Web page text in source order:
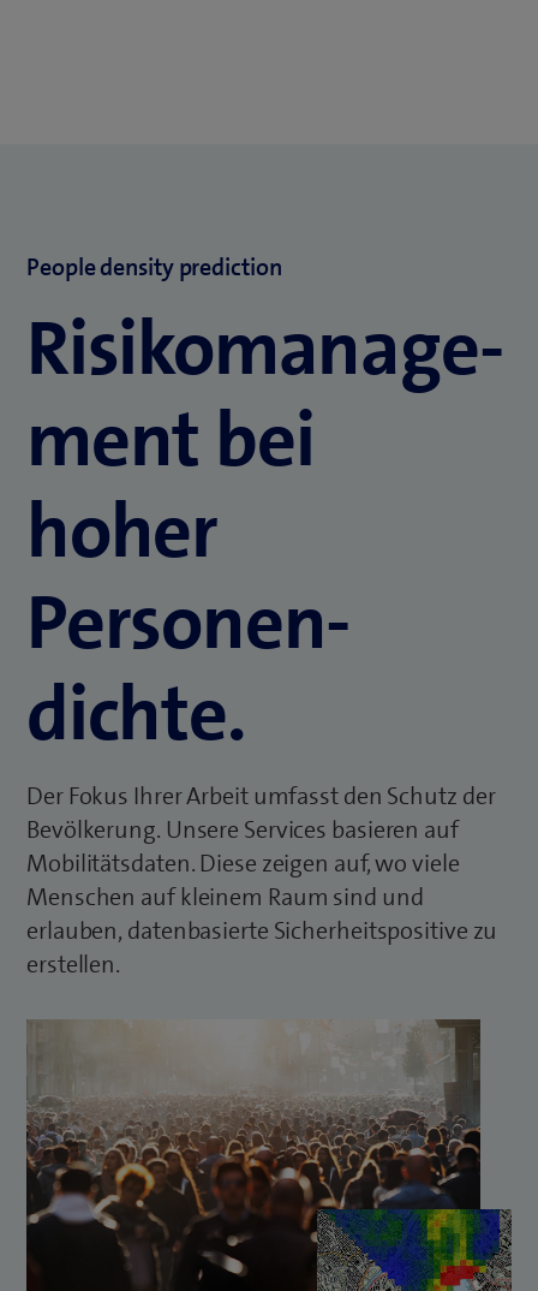
People density prediction
Risiko­manage­
ment bei
hoher
Personen­
dichte.
Der Fokus Ihrer Arbeit umfasst den Schutz der
Bevölkerung. Unsere Services basieren auf
Mobilitätsdaten. Diese zeigen auf, wo viele
Menschen auf kleinem Raum sind und
erlauben, datenbasierte Sicherheitspositive zu
erstellen.